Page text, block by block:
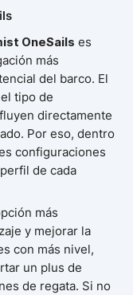
OneSails es
más
del barco. El
tipo de
directamente
Por eso, dentro
configuraciones
de cada
más
y mejorar la
con más nivel,
un plus de
de regata. Si no